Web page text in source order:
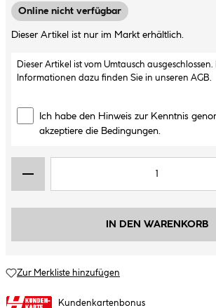
Online nicht verfügbar
Dieser Artikel ist nur im Markt erhältlich.
Dieser Artikel ist vom Umtausch
Informationen dazu finden Sie in unseren AGB
Ich habe den Hinweis zur Kenntnis
akzeptiere die Bedingungen.
IN DEN WARENKORB
Zur Merkliste hinzufügen
Kundenkartenbonus